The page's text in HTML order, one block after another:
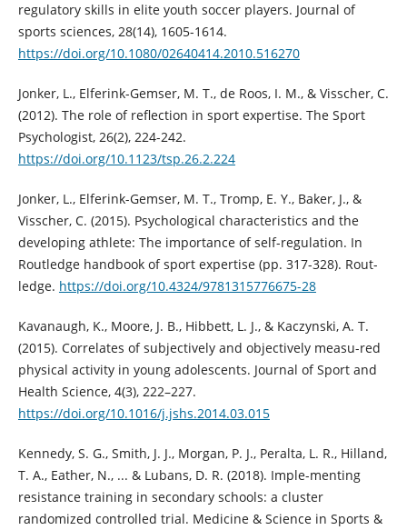
regulatory skills in elite youth soccer players. Journal of
sports sciences, 28(14), 1605-1614.
https://doi.org/10.1080/02640414.2010.516270
Jonker, L., Elferink-Gemser, M. T., de Roos, I. M., & Visscher, C.
(2012). The role of reflection in sport expertise. The Sport
Psychologist, 26(2), 224-242.
https://doi.org/10.1123/tsp.26.2.224
Jonker, L., Elferink-Gemser, M. T., Tromp, E. Y., Baker, J., &
Visscher, C. (2015). Psychological characteristics and the
developing athlete: The importance of self-regulation. In
Routledge handbook of sport expertise (pp. 317-328). Rout-
ledge. https://doi.org/10.4324/9781315776675-28
Kavanaugh, K., Moore, J. B., Hibbett, L. J., & Kaczynski, A. T.
(2015). Correlates of subjectively and objectively measu-red
physical activity in young adolescents. Journal of Sport and
Health Science, 4(3), 222–227.
https://doi.org/10.1016/j.jshs.2014.03.015
Kennedy, S. G., Smith, J. J., Morgan, P. J., Peralta, L. R., Hilland,
T. A., Eather, N., ... & Lubans, D. R. (2018). Imple-menting
resistance training in secondary schools: a cluster
randomized controlled trial. Medicine & Science in Sports &